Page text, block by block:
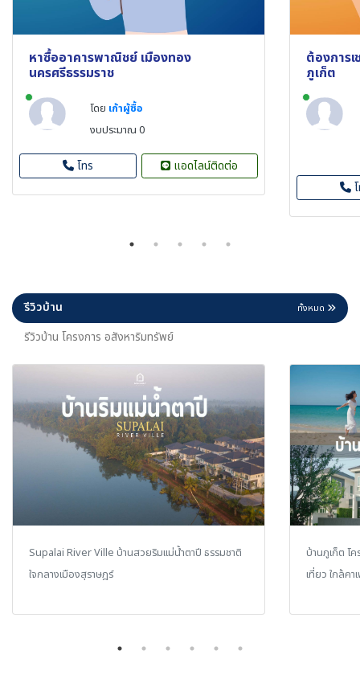
หาซื้ออาคารพาณิชย์ เมืองทอง
นครศรีธรรมราช
New alertsโดย เก้าผู้ซื้อ
งบประมาณ 0
โทร แอดไลน์ติดต่อ
ต้องการ
ภูเก็ต
New
รีวิวบ้าน ทั้งหมด
รีวิวบ้าน โครงการ อสังหาริมทรัพย์
Supalai River Ville บ้านสวยริมแม่น้ำตาปี ธรรมชาติ
ใจกลางเมืองสุราษฎร์
บ้านภูเก็ต โ
เที่ยว ใกล้ค